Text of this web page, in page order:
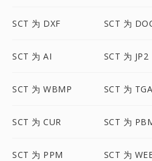
SCT 为 DXF SCT 为
SCT 为 AI SCT 为 JP2
SCT 为 WBMP SCT 为 TGA
SCT 为 CUR SCT 为
SCT 为 PPM SCT 为